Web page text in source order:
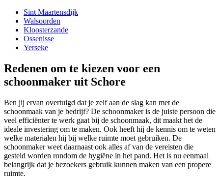
Sint Maartensdijk
Walsoorden
Kloosterzande
Ossenisse
Yerseke
Redenen om te kiezen voor een
schoonmaker uit Schore
Ben jij ervan overtuigd dat je zelf aan de slag kan met de
schoonmaak van je bedrijf? De schoonmaker is de juiste persoon die
veel efficiënter te werk gaat bij de schoonmaak, dit maakt het de
ideale investering om te maken. Ook heeft hij de kennis om te weten
welke materialen hij bij welke ruimte moet gebruiken. De
schoonmaker weet daarnaast ook alles af van de vereisten die
gesteld worden rondom de hygiëne in het pand. Het is nu eenmaal
belangrijk dat je bezoekers gebruik kunnen maken van een propere
ruimte.